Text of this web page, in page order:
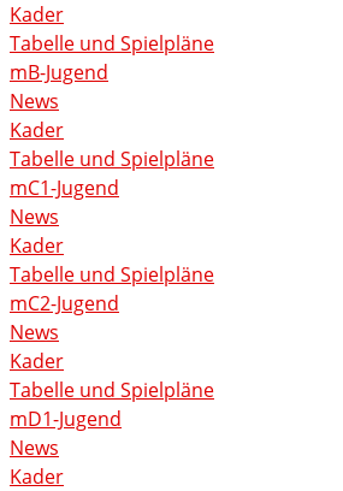
Kader
Tabelle und Spielpläne
mB-Jugend
News
Kader
Tabelle und Spielpläne
mC1-Jugend
News
Kader
Tabelle und Spielpläne
mC2-Jugend
News
Kader
Tabelle und Spielpläne
mD1-Jugend
News
Kader